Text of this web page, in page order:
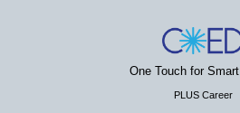
사가 통지하는 사항을 준수하여야 하
해되는 행위를 하여서는 아니 됩니다.
제8조 (회원의 관리)
① 회원은 언제든 이 약관에 대한 동의
One Touch for
PLUS Career